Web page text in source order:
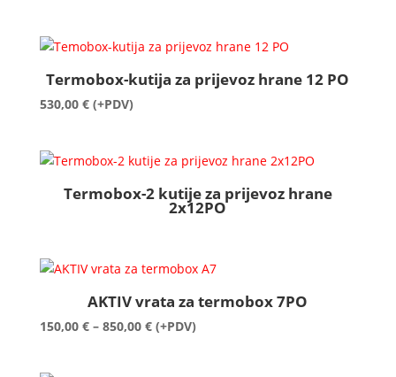
Termobox-kutija za prijevoz hrane 12 PO
530,00 € (+PDV)
Termobox-2 kutije za prijevoz hrane
2x12PO
AKTIV vrata za termobox 7PO
150,00 € – 850,00 €Raspon
(+PDV)